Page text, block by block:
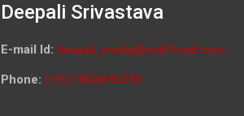
Deepali Srivastava
E-mail Id: deepali_media@rediffmail.com
Phone: (+91) 9026692259